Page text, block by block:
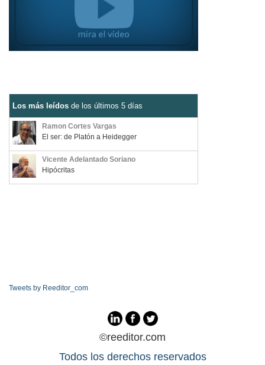
Los más leídos de los últimos 5 días
Ramon Cortes Vargas
El ser: de Platón a Heidegger
Vicente Adelantado Soriano
Hipócritas
Tweets by Reeditor_com
©reeditor.com
Todos los derechos reservados